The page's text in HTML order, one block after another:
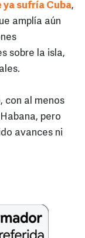
sufría Cuba,
amplía aún
sobre la isla,
con al menos
pero
avances ni